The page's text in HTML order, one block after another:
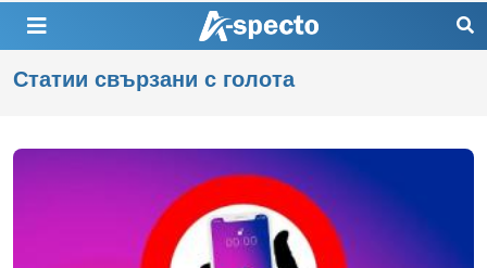
Статии свързани с голота